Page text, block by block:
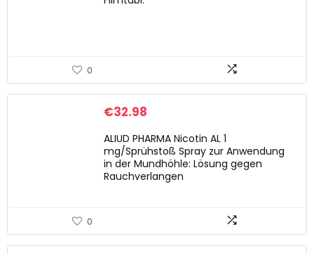
0
€32.98
ALIUD PHARMA Nicotin AL 1
mg/Sprühstoß Spray zur Anwendung
in der Mundhöhle: Lösung gegen
Rauchverlangen
0